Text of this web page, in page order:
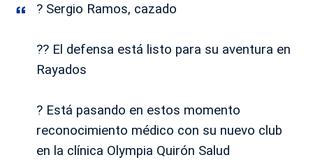
Γιουνάιτεντ
? Sergio Ramos, cazado
?? El defensa está listo para su aventura en
Rayados
? Está pasando en estos momento
reconocimiento médico con su nuevo club
en la clínica Olympia Quirón Salud